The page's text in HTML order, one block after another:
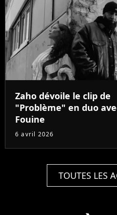
Zaho dévoile le clip de
"Problème" en duo
Fouine
6 avril 2026
TOUTES LES